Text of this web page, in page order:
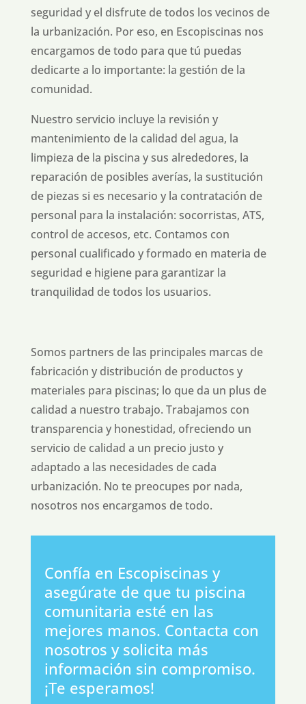
seguridad y el disfrute de todos los vecinos de
la urbanización. Por eso, en Escopiscinas nos
encargamos de todo para que tú puedas
dedicarte a lo importante: la gestión de la
comunidad.
Nuestro servicio incluye la revisión y
mantenimiento de la calidad del agua, la
limpieza de la piscina y sus alrededores, la
reparación de posibles averías, la sustitución
de piezas si es necesario y la contratación de
personal para la instalación: socorristas, ATS,
control de accesos, etc. Contamos con
personal cualificado y formado en materia de
seguridad e higiene para garantizar la
tranquilidad de todos los usuarios.
Somos partners de las principales marcas de
fabricación y distribución de productos y
materiales para piscinas; lo que da un plus de
calidad a nuestro trabajo. Trabajamos con
transparencia y honestidad, ofreciendo un
servicio de calidad a un precio justo y
adaptado a las necesidades de cada
urbanización. No te preocupes por nada,
nosotros nos encargamos de todo.
Confía en Escopiscinas y
asegúrate de que tu piscina
comunitaria esté en las
mejores manos. Contacta con
nosotros y solicita más
información sin compromiso.
¡Te esperamos!